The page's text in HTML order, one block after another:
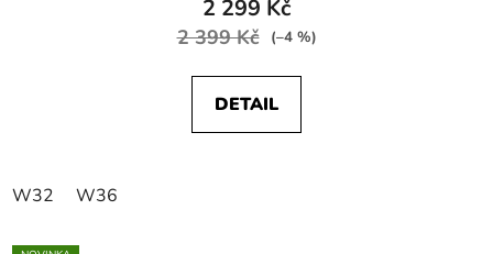
2 299 Kč
2 399 Kč (–4 %)
DETAIL
W32 W36